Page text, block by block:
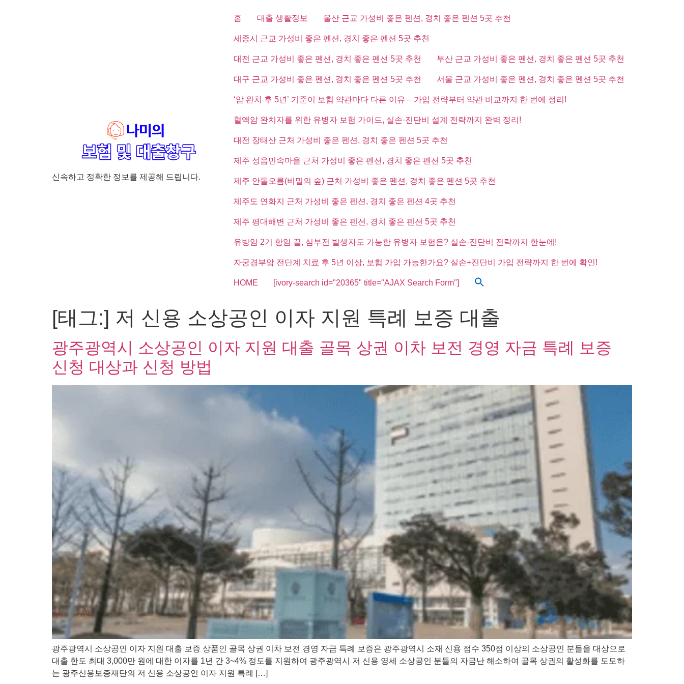
신속하고 정확한 정보를 제공해 드립니다.
홈 대출 생활정보 울산 근교 가성비 좋은 펜션, 경치 좋은 펜션 5곳 추천
세종시 근교 가성비 좋은 펜션, 경치 좋은 펜션 5곳 추천
대전 근교 가성비 좋은 펜션, 경치 좋은 펜션 5곳 추천 부산 근교 가성비 좋은 펜션, 경치 좋은 펜션 5곳 추천
대구 근교 가성비 좋은 펜션, 경치 좋은 펜션 5곳 추천 서울 근교 가성비 좋은 펜션, 경치 좋은 펜션 5곳 추천
‘암 완치 후 5년’ 기준이 보험 약관마다 다른 이유 – 가입 전략부터 약관 비교까지 한 번에 정리!
혈액암 완치자를 위한 유병자 보험 가이드, 실손·진단비 설계 전략까지 완벽 정리!
대전 장태산 근처 가성비 좋은 펜션, 경치 좋은 펜션 5곳 추천
제주 성읍민속마을 근처 가성비 좋은 펜션, 경치 좋은 펜션 5곳 추천
제주 안돌오름(비밀의 숲) 근처 가성비 좋은 펜션, 경치 좋은 펜션 5곳 추천
제주도 연화지 근처 가성비 좋은 펜션, 경치 좋은 펜션 4곳 추천
제주 평대해변 근처 가성비 좋은 펜션, 경치 좋은 펜션 5곳 추천
유방암 2기 항암 끝, 심부전 발생자도 가능한 유병자 보험은? 실손·진단비 전략까지 한눈에!
자궁경부암 전단계 치료 후 5년 이상, 보험 가입 가능한가요? 실손+진단비 가입 전략까지 한 번에 확인!
HOME [ivory-search id="20365" title="AJAX Search Form"]
[태그:] 저 신용 소상공인 이자 지원 특례 보증 대출
광주광역시 소상공인 이자 지원 대출 골목 상권 이차 보전 경영 자금 특례 보증
신청 대상과 신청 방법
광주광역시 소상공인 이자 지원 대출 보증 상품인 골목 상권 이차 보전 경영 자금 특례 보증은 광주광역시 소재 신용 점수 350점 이상의 소상공인 분들을 대상으로
대출 한도 최대 3,000만 원에 대한 이자를 1년 간 3~4% 정도를 지원하여 광주광역시 저 신용 영세 소상공인 분들의 자금난 해소하여 골목 상권의 활성화를 도모하
는 광주신용보증재단의 저 신용 소상공인 이자 지원 특례 […]